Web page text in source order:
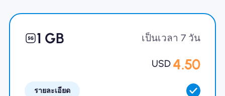
1 GB เป็นเวลา 7 วัน
USD 4.50
รายละเอียด